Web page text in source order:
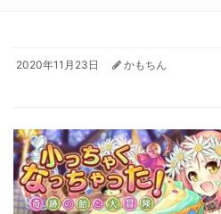
2020年11月23日 かもちん